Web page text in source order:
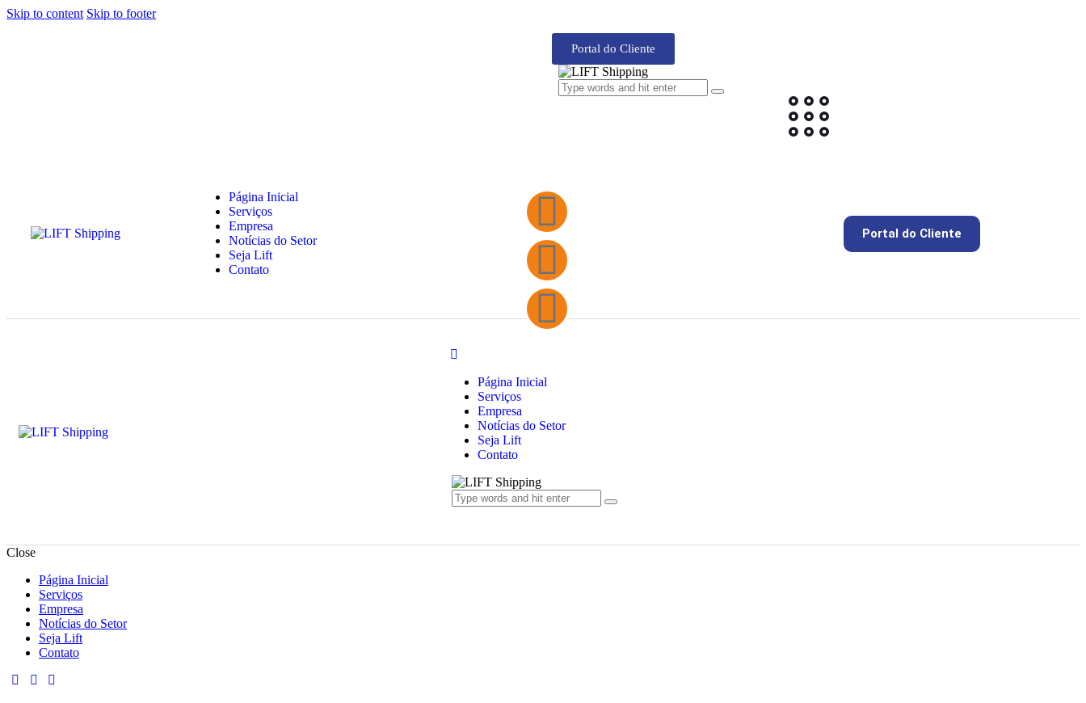
Skip to content Skip to footer
Portal do Cliente
Página Inicial
Serviços
Empresa
Notícias do Setor
Seja Lift
Contato
Portal do Cliente
Página Inicial
Serviços
Empresa
Notícias do Setor
Seja Lift
Contato
Close
Página Inicial
Serviços
Empresa
Notícias do Setor
Seja Lift
Contato